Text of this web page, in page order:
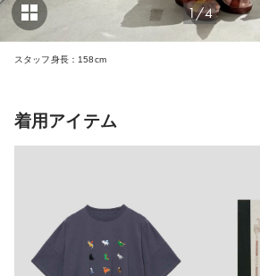
1/4
スタッフ身長：158cm
着用アイテム